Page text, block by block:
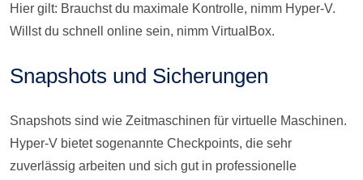
Hier gilt: Brauchst du maximale Kontrolle, nimm Hyper-V.
Willst du schnell online sein, nimm VirtualBox.
Snapshots und Sicherungen
Snapshots sind wie Zeitmaschinen für virtuelle Maschinen.
Hyper-V bietet sogenannte Checkpoints, die sehr
zuverlässig arbeiten und sich gut in professionelle